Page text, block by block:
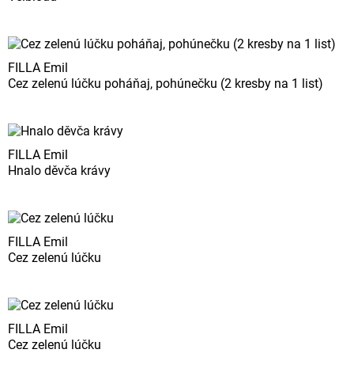
FILLA Emil
Cez zelenú lúčku poháňaj, pohúnečku (2 kresby na 1 list)
FILLA Emil
Hnalo děvča krávy
FILLA Emil
Cez zelenú lúčku
FILLA Emil
Cez zelenú lúčku